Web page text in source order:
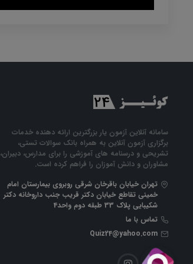
سامانه آنلاین آزمون یار بزرگترین ارائه دهنده خدمات
برگزاری آزمون آنلاین به همراه بانک سوالات تستی،
تشریحی و درسنامه های آموزشی را برای مدارس، دبیران،
مشاوران و دانش آموزان را فراهم کرده است.
تهران خیابان باقرخان شرقی روبروی بیمارستان امام
خمینی تقاطع خیابان دکتر قریب جنب داروخانه دکتر
شکیبایی پلاک 33 طبقه دوم واحد4
تماس با ما
Quiz24@yahoo.com